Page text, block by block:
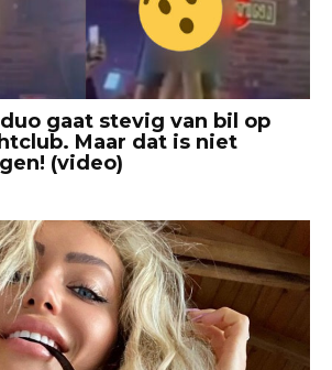
gaat stevig van bil op
Maar dat is niet
(video)